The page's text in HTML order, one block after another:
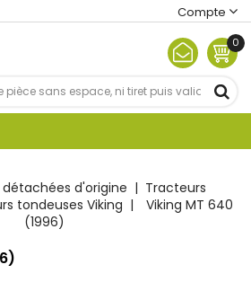
Compte
0
détachées d'origine
Tracteurs
tondeuses Viking
Viking MT 640
(1996)